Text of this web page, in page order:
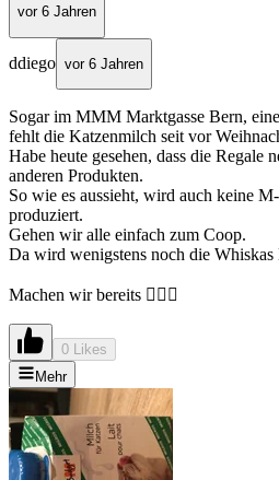
vor 6 Jahren
ddiego vor 6 Jahren
Sogar im MMM Marktgasse Bern,
fehlt die Katzenmilch seit vor
Habe heute gesehen, dass die Regale
anderen Produkten.
So wie es aussieht, wird auch keine
produziert.
Gehen wir alle einfach zum Coop.
Da wird wenigstens noch die
Machen wir bereits 🤷🏻‍♂️
0 Likes
Mehr